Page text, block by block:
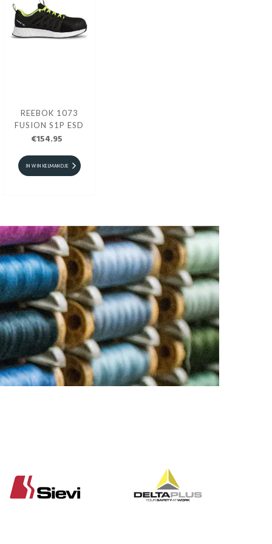
REEBOK 1073
FUSION S1P ESD
€154.95
IN WINKELMANDJE